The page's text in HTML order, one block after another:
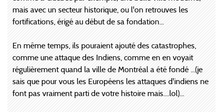
mais avec un secteur historique, ou l'on retrouves les
fortifications, érigé au début de sa fondation...
En même temps, ils pouraient ajouté des catastrophes,
comme une attaque des Indiens, comme en en voyait
régulièrement quand la ville de Montréal a été fondé ...(je
sais que pour vous les Européens les attaques d'indiens ne
font pas vraiment parti de votre histoire mais....lol)...